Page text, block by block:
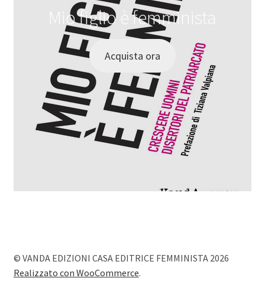
Mio figlio è femminista
Acquista ora
© VANDA EDIZIONI CASA EDITRICE FEMMINISTA 2026
Realizzato con WooCommerce.